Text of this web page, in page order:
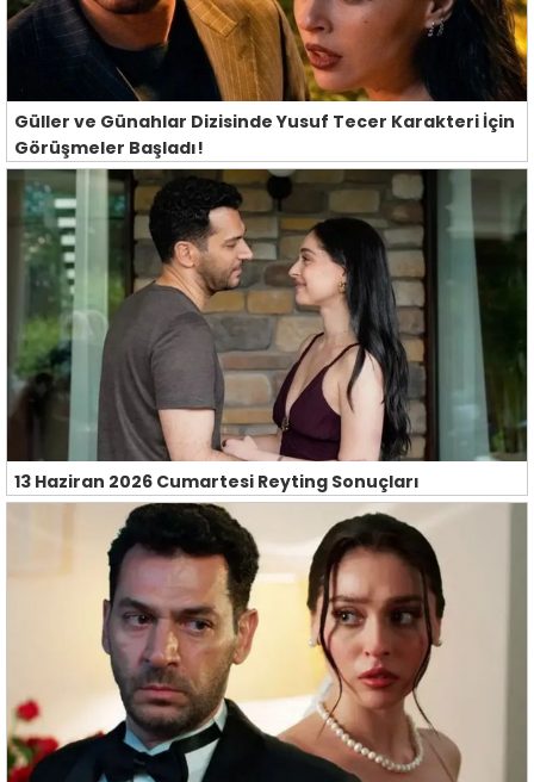
Güller ve Günahlar Dizisinde Yusuf Tecer Karakteri İçin
Görüşmeler Başladı!
13 Haziran 2026 Cumartesi Reyting Sonuçları